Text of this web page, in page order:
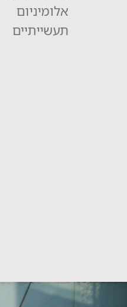
אלומיניום
תעשייתיים